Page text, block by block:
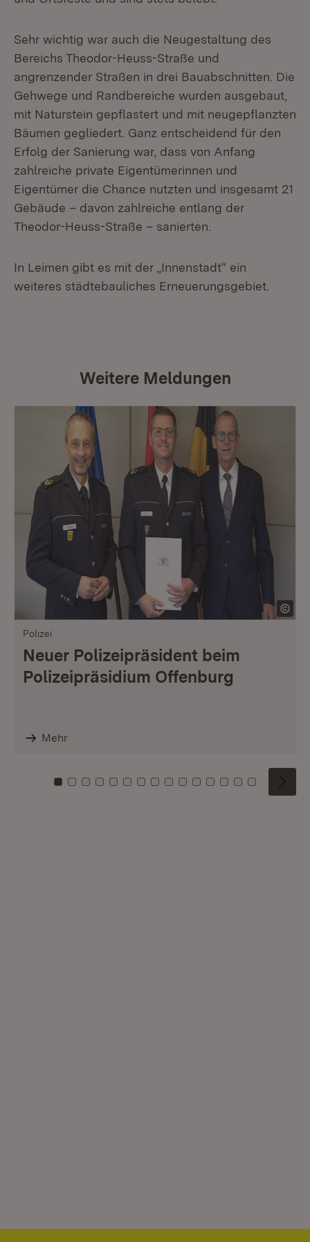
Sehr wichtig war auch die Neugestaltung des
Bereichs Theodor-Heuss-Straße und
angrenzender Straßen in drei Bauabschnitten. Die
Gehwege und Randbereiche wurden ausgebaut,
mit Naturstein gepflastert und mit neugepflanzten
Bäumen gegliedert. Ganz entscheidend für den
Erfolg der Sanierung war, dass von Anfang
zahlreiche private Eigentümerinnen und
Eigentümer die Chance nutzten und insgesamt 21
Gebäude – davon zahlreiche entlang der
Theodor-Heuss-Straße – sanierten.
In Leimen gibt es mit der „Innenstadt“ ein
weiteres städtebauliches Erneuerungsgebiet.
Weitere Meldungen
Polizei
Neuer Polizeipräsident beim
Polizeipräsidium Offenburg
Mehr
Zu Kachel: 0
Zu Kachel: 1
Zu Kachel: 2
Zu Kachel: 3
Zu Kachel: 4
Zu Kachel: 5
Zu Kachel: 6
Zu Kachel: 7
Zu Kachel: 8
Zu Kachel: 9
Zu Kachel: 10
Zu Kachel: 11
Zu Kachel: 12
Zu Kachel:
Zu